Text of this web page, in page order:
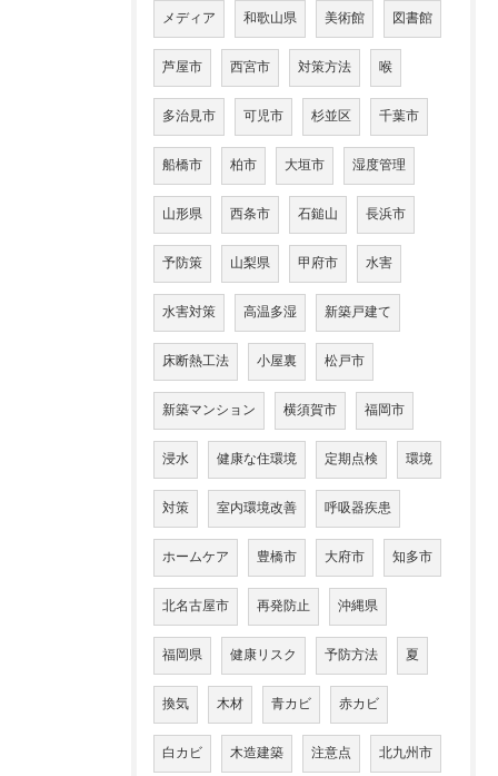
メディア 和歌山県 美術館 図書館
芦屋市 西宮市 対策方法 喉
多治見市 可児市 杉並区 千葉市
船橋市 柏市 大垣市 湿度管理
山形県 西条市 石鎚山 長浜市
予防策 山梨県 甲府市 水害
水害対策 高温多湿 新築戸建て
床断熱工法 小屋裏 松戸市
新築マンション 横須賀市 福岡市
浸水 健康な住環境 定期点検 環境
対策 室内環境改善 呼吸器疾患
ホームケア 豊橋市 大府市 知多市
北名古屋市 再発防止 沖縄県
福岡県 健康リスク 予防方法 夏
換気 木材 青カビ 赤カビ
白カビ 木造建築 注意点 北九州市